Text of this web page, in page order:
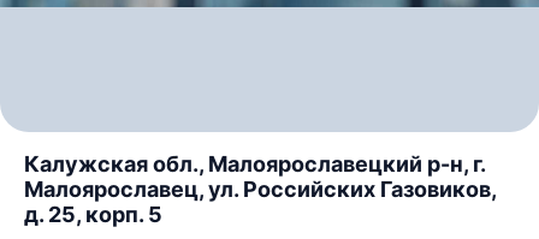
Калужская обл., Малоярославецкий р-н, г.
Малоярославец, ул. Российских Газовиков,
д. 25, корп. 5